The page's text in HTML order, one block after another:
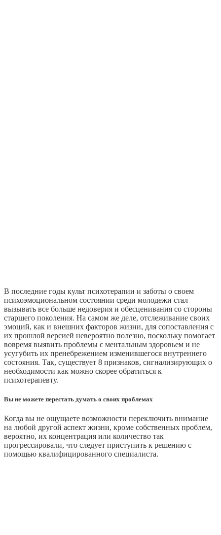
В последние годы культ психотерапии и заботы о своем
психоэмоциональном состоянии среди молодежи стал
вызывать все больше недоверия и обесценивания со стороны
старшего поколения. На самом же деле, отслеживание своих
эмоций, как и внешних факторов жизни, для сопоставления с
их прошлой версией невероятно полезно, поскольку помогает
вовремя выявить проблемы с ментальным здоровьем и не
усугубить их пренебрежением изменившегося внутреннего
состояния. Так, существует 8 признаков, сигнализирующих о
необходимости как можно скорее обратиться к
психотерапевту.
Вы не можете перестать думать о своих проблемах
Когда вы не ощущаете возможности переключить внимание
на любой другой аспект жизни, кроме собственных проблем,
вероятно, их концентрация или количество так
прогрессировали, что следует приступить к решению с
помощью квалифицированного специалиста.